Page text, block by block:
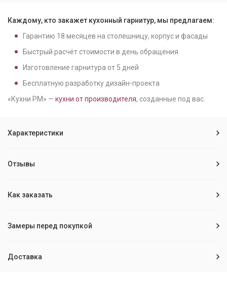
Каждому, кто закажет кухонный гарнитур, мы предлагаем:
Гарантию 18 месяцев на столешницу, корпус и фасады
Быстрый расчёт стоимости в день обращения
Изготовление гарнитура от 5 дней
Бесплатную разработку дизайн-проекта
«Кухни РМ» — кухни от производителя, созданные под вас.
Характеристики
Отзывы
Как заказать
Замеры перед покупкой
Доставка